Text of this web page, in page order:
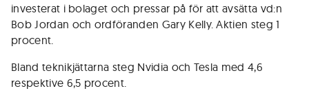
investerat i bolaget och pressar på för att avsätta vd:n
Bob Jordan och ordföranden Gary Kelly. Aktien steg 1
procent.
Bland teknikjättarna steg Nvidia och Tesla med 4,6
respektive 6,5 procent.